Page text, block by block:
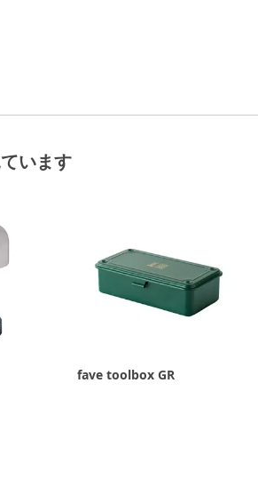
います
fave toolbox GR